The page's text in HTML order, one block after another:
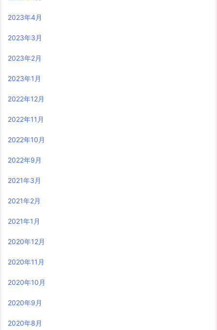
2023年4月
2023年3月
2023年2月
2023年1月
2022年12月
2022年11月
2022年10月
2022年9月
2021年3月
2021年2月
2021年1月
2020年12月
2020年11月
2020年10月
2020年9月
2020年8月